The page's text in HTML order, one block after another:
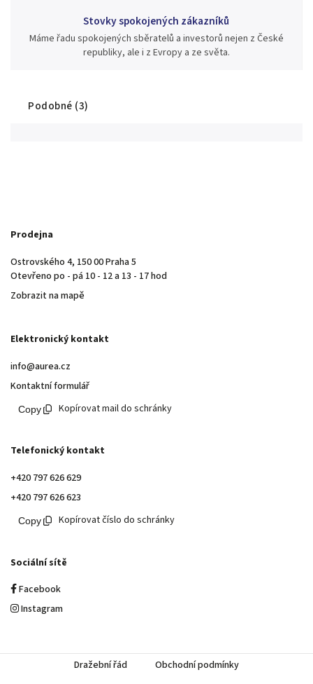
Stovky spokojených zákazníků
Máme řadu spokojených sběratelů a investorů nejen z České
republiky, ale i z Evropy a ze světa.
Podobné (3)
Prodejna
Ostrovského 4, 150 00 Praha 5
Otevřeno po - pá 10 - 12 a 13 - 17 hod
Zobrazit na mapě
Elektronický kontakt
info@aurea.cz
Kontaktní formulář
Kopírovat mail do schránky
Telefonický kontakt
+420 797 626 629
+420 797 626 623
Kopírovat číslo do schránky
Sociální sítě
Facebook
Instagram
Dražební řád
Obchodní podmínky